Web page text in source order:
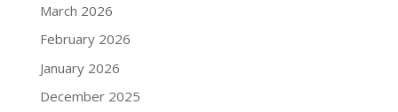
March 2026
February 2026
January 2026
December 2025